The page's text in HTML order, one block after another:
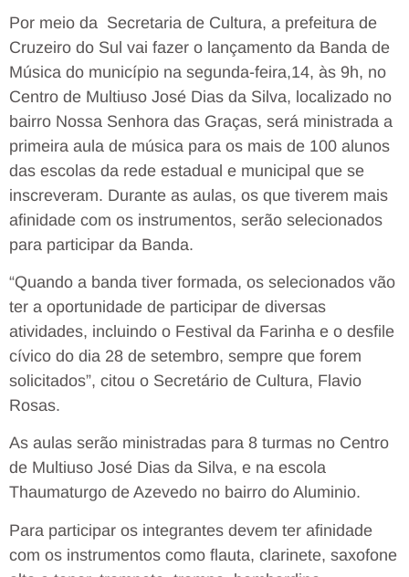
Por meio da Secretaria de Cultura, a prefeitura de
Cruzeiro do Sul vai fazer o lançamento da Banda de
Música do município na segunda-feira,14, às 9h, no
Centro de Multiuso José Dias da Silva, localizado no
bairro Nossa Senhora das Graças, será ministrada a
primeira aula de música para os mais de 100 alunos
das escolas da rede estadual e municipal que se
inscreveram. Durante as aulas, os que tiverem mais
afinidade com os instrumentos, serão selecionados
para participar da Banda.
“Quando a banda tiver formada, os selecionados vão
ter a oportunidade de participar de diversas
atividades, incluindo o Festival da Farinha e o desfile
cívico do dia 28 de setembro, sempre que forem
solicitados”, citou o Secretário de Cultura, Flavio
Rosas.
As aulas serão ministradas para 8 turmas no Centro
de Multiuso José Dias da Silva, e na escola
Thaumaturgo de Azevedo no bairro do Aluminio.
Para participar os integrantes devem ter afinidade
com os instrumentos como flauta, clarinete, saxofone